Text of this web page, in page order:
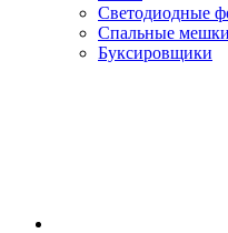
Светодиодные
Спальные мешки
Буксировщики